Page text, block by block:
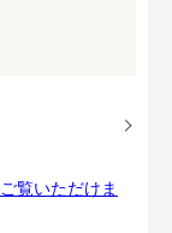
覧いただけま